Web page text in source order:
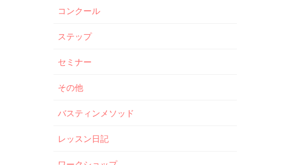
コンクール
ステップ
セミナー
その他
バスティンメソッド
レッスン日記